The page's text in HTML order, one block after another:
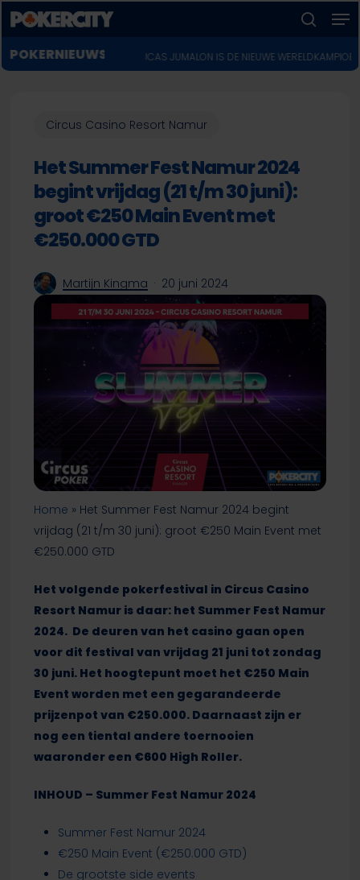
Skip
to
main
content
POKERNIEUWS
♣︎ WSOP 2026: LUCAS JUMALON IS DE NIEUWE WERELDKAMPIOEN VOOR $10
Circus Casino Resort Namur
Het Summer Fest Namur 2024
begint vrijdag (21 t/m 30 juni):
groot €250 Main Event met
€250.000 GTD
Martijn Kingma 20 juni 2024
Home » Het Summer Fest Namur 2024 begint
vrijdag (21 t/m 30 juni): groot €250 Main Event met
€250.000 GTD
Het volgende pokerfestival in Circus Casino
Resort Namur is daar: het Summer Fest Namur
2024. De deuren van het casino gaan open
voor dit festival van vrijdag 21 juni tot zondag
30 juni. Het hoogtepunt moet het €250 Main
Event worden met een gegarandeerde
prijzenpot van €250.000. Daarnaast zijn er
nog een tiental andere toernooien
waaronder een €600 High Roller.
INHOUD – Summer Fest Namur 2024
Summer Fest Namur 2024
€250 Main Event (€250.000 GTD)
De grootste side events
Menu
sluiten